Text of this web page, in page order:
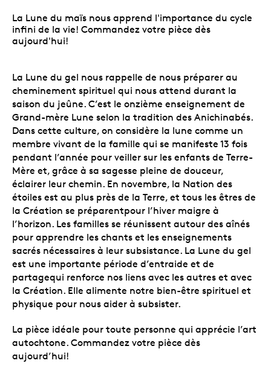
La Lune du maïs nous apprend l'importance du cycle
infini de la vie! Commandez votre pièce dès
aujourd'hui!
La Lune du gel nous rappelle de nous préparer au
cheminement spirituel qui nous attend durant la
saison du jeûne. C’est le onzième enseignement de
Grand-mère Lune selon la tradition des Anichinabés.
Dans cette culture, on considère la lune comme un
membre vivant de la famille qui se manifeste 13 fois
pendant l’année pour veiller sur les enfants de Terre-
Mère et, grâce à sa sagesse pleine de douceur,
éclairer leur chemin. En novembre, la Nation des
étoiles est au plus près de la Terre, et tous les êtres de
la Création se préparentpour l’hiver maigre à
l’horizon. Les familles se réunissent autour des aînés
pour apprendre les chants et les enseignements
sacrés nécessaires à leur subsistance. La Lune du gel
est une importante période d’entraide et de
partagequi renforce nos liens avec les autres et avec
la Création. Elle alimente notre bien-être spirituel et
physique pour nous aider à subsister.
La pièce idéale pour toute personne qui apprécie l’art
autochtone. Commandez votre pièce dès
aujourd’hui!